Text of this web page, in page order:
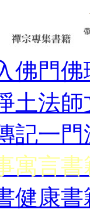
佛門佛
土法師
記一門
寓言書
健康書